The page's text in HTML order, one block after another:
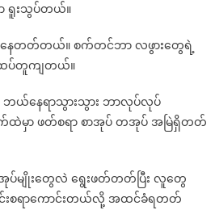
ရူးသွပ်တယ်။
နေတတ်တယ်။ စက်တင်ဘာ လဖွားတွေရဲ့
နဲ့ထပ်တူကျတယ်။
ဘယ်နေရာသွားသွား ဘာလုပ်လုပ်
ထဲမှာ ဖတ်စရာ စာအုပ် တအုပ် အမြဲရှိတတ်
မျိုးတွေလဲ ရွေးဖတ်တတ်ပြီး လူတွေ
ျင်းစရာကောင်းတယ်လို့ အထင်ခံရတတ်